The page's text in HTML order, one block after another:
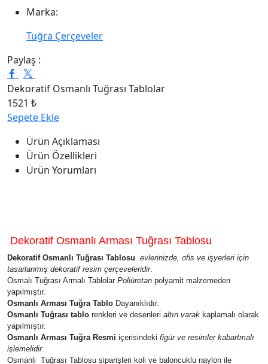
Marka:
Tuğra Çerçeveler
Paylaş :
Dekoratif Osmanlı Tuğrası Tablolar
1521 ₺
Sepete Ekle
Ürün Açıklaması
Ürün Özellikleri
Ürün Yorumları
Dekoratif Osmanlı Arması Tuğrası Tablosu
Dekoratif Osmanlı Tuğrası Tablosu evlerinizde, ofis ve işyerleri için
tasarlanmış dekoratif resim çerçeveleridir.
Osmalı Tuğrası Armalı Tablolar Poliüretan polyamit malzemeden
yapılmıştır.
Osmanlı Arması Tuğra Tablo Dayanıklıdır.
Osmanlı Tuğrası tablo renkleri ve desenleri altın varak kaplamalı olarak
yapılmıştır.
Osmanlı Arması Tuğra Resmi içerisindeki figür ve resimler kabartmalı
işlemelidir.
Osmanli Tuğrası Tablosu siparişleri koli ve baloncuklu naylon ile